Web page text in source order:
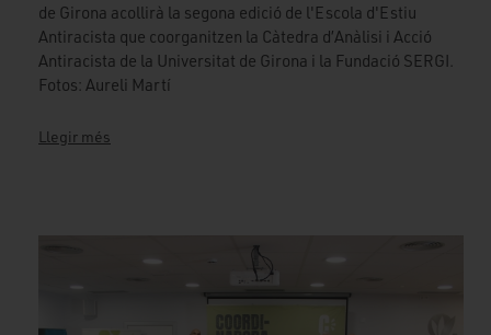
de Girona acollirà la segona edició de l'Escola d'Estiu
Antiracista que coorganitzen la Càtedra d’Anàlisi i Acció
Antiracista de la Universitat de Girona i la Fundació SERGI.
Fotos: Aureli Martí
Llegir més